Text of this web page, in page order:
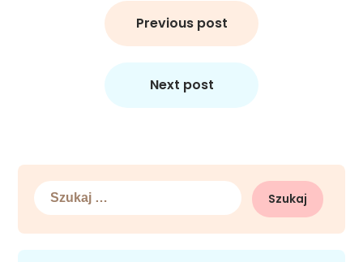
Previous post
Next post
Szukaj: